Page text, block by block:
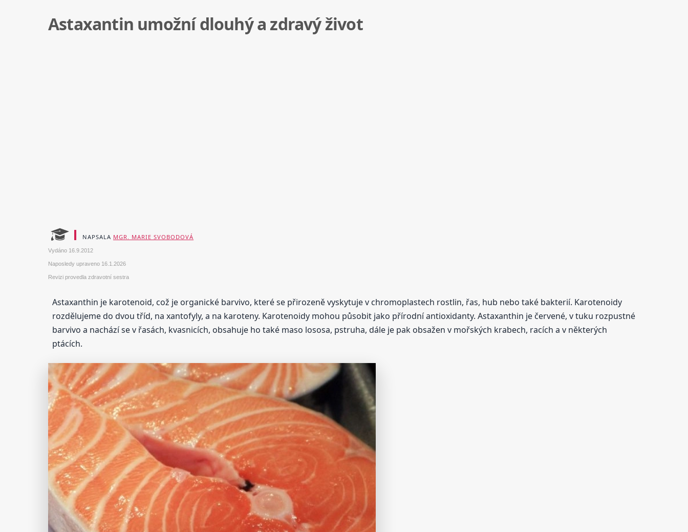
Astaxantin umožní dlouhý a zdravý život
NAPSALA MGR. MARIE SVOBODOVÁ
Vydáno 16.9.2012
Naposledy upraveno 16.1.2026
Revizi provedla zdravotní sestra
Astaxanthin je karotenoid, což je organické barvivo, které se přirozeně vyskytuje v chromoplastech rostlin, řas, hub nebo také bakterií. Karotenoidy
rozdělujeme do dvou tříd, na xantofyly, a na karoteny. Karotenoidy mohou působit jako přírodní antioxidanty. Astaxanthin je červené, v tuku rozpustné
barvivo a nachází se v řasách, kvasnicích, obsahuje ho také maso lososa, pstruha, dále je pak obsažen v mořských krabech, racích a v některých
ptácích.